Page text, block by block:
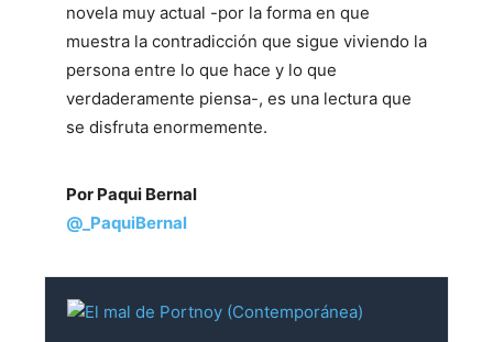
novela muy actual -por la forma en que
muestra la contradicción que sigue viviendo la
persona entre lo que hace y lo que
verdaderamente piensa-, es una lectura que
se disfruta enormemente.
Por Paqui Bernal
@_PaquiBernal